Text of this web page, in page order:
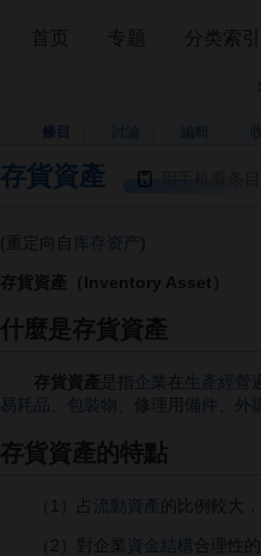
條目
存貨資產
(重定向自 库存资产
存貨資產（Inventory Asset）
什麼是存貨資產
存貨資產 是指 企業 在 生產經營
易耗品
包裝物 、修理用 備件 外
存貨資產的特點
（1）占 流動資產 的比例較大，
（2）對企業 資金結構 合理性
首页 专题 分类索引